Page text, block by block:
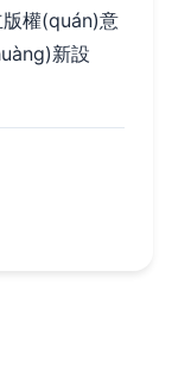
權(quán)意
新設